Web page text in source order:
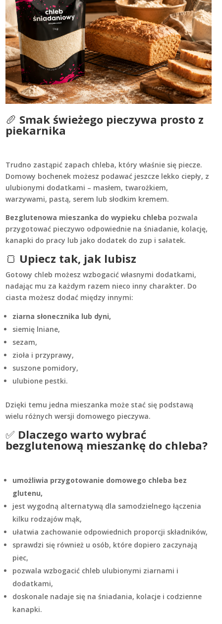
🥖 Smak świeżego pieczywa prosto z
piekarnika
Trudno zastąpić zapach chleba, który właśnie się piecze.
Domowy bochenek możesz podawać jeszcze lekko ciepły, z
ulubionymi dodatkami – masłem, twarożkiem,
warzywami, pastą, serem lub słodkim kremem.
Bezglutenowa mieszanka do wypieku chleba pozwala
przygotować pieczywo odpowiednie na śniadanie, kolację,
kanapki do pracy lub jako dodatek do zup i sałatek.
🍞 Upiecz tak, jak lubisz
Gotowy chleb możesz wzbogacić własnymi dodatkami,
nadając mu za każdym razem nieco inny charakter. Do
ciasta możesz dodać między innymi:
ziarna słonecznika lub dyni,
siemię lniane,
sezam,
zioła i przyprawy,
suszone pomidory,
ulubione pestki.
Dzięki temu jedna mieszanka może stać się podstawą
wielu różnych wersji domowego pieczywa.
✅ Dlaczego warto wybrać
bezglutenową mieszankę do chleba?
umożliwia przygotowanie domowego chleba bez
glutenu,
jest wygodną alternatywą dla samodzielnego łączenia
kilku rodzajów mąk,
ułatwia zachowanie odpowiednich proporcji składników,
sprawdzi się również u osób, które dopiero zaczynają
piec,
pozwala wzbogacić chleb ulubionymi ziarnami i
dodatkami,
doskonale nadaje się na śniadania, kolacje i codzienne
kanapki.